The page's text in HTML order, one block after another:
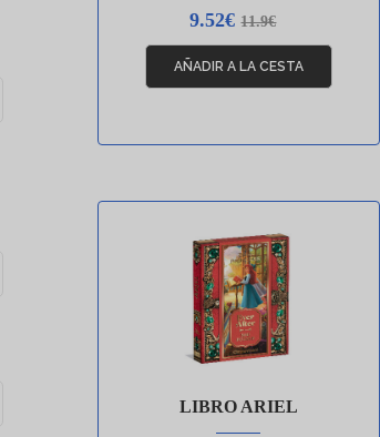
9.52€ 11.9€
LIBRO ARIEL